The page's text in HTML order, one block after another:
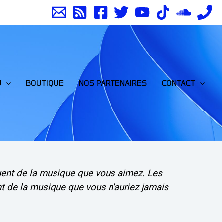
BOUTIQUE NOS PARTENAIRES CONTACT
de la musique que vous aimez. Les
de la musique que vous n'auriez jamais